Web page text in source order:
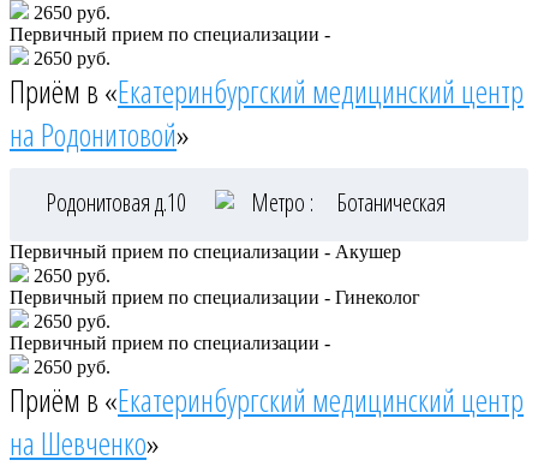
2650 руб.
Первичный прием по специализации -
2650 руб.
Приём в «Екатеринбургский медицинский центр
на Родонитовой»
Родонитовая д.10 Метро : Ботаническая
Первичный прием по специализации - Акушер
2650 руб.
Первичный прием по специализации - Гинеколог
2650 руб.
Первичный прием по специализации -
2650 руб.
Приём в «Екатеринбургский медицинский центр
на Шевченко»